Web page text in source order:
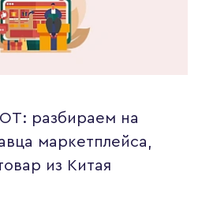
разбираем на
маркетплейса,
из Китая